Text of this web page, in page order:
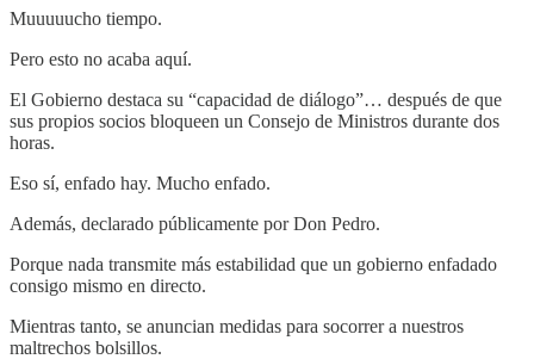
Muuuuucho tiempo.
Pero esto no acaba aquí.
El Gobierno destaca su “capacidad de diálogo”… después de que
sus propios socios bloqueen un Consejo de Ministros durante dos
horas.
Eso sí, enfado hay. Mucho enfado.
Además, declarado públicamente por Don Pedro.
Porque nada transmite más estabilidad que un gobierno enfadado
consigo mismo en directo.
Mientras tanto, se anuncian medidas para socorrer a nuestros
maltrechos bolsillos.